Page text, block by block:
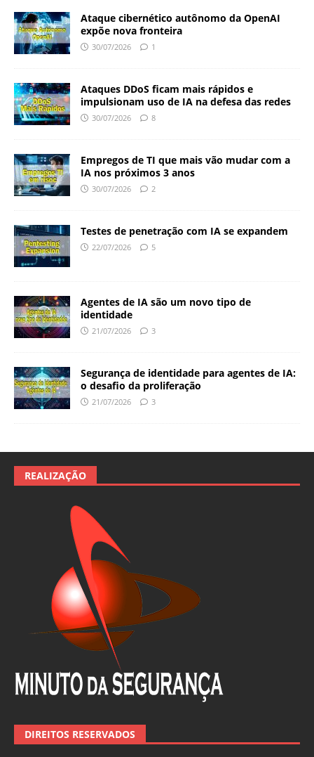
Ataque cibernético autônomo da OpenAI
expõe nova fronteira
30/07/2026 1
Ataques DDoS ficam mais rápidos e
impulsionam uso de IA na defesa das redes
30/07/2026 8
Empregos de TI que mais vão mudar com a
IA nos próximos 3 anos
30/07/2026 2
Testes de penetração com IA se expandem
22/07/2026 5
Agentes de IA são um novo tipo de
identidade
21/07/2026 3
Segurança de identidade para agentes de IA:
o desafio da proliferação
21/07/2026 3
REALIZAÇÃO
DIREITOS RESERVADOS